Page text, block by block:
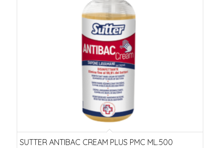
SUTTER ANTIBAC CREAM PLUS PMC ML.500